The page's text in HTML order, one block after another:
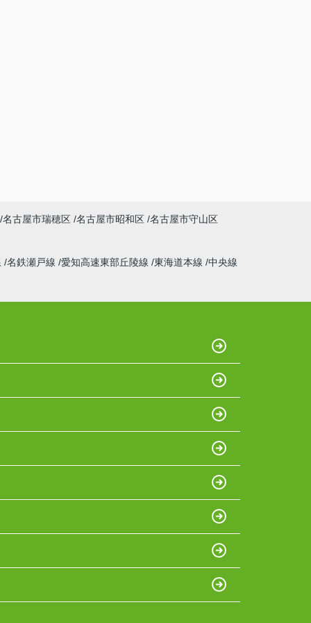
名古屋市瑞穂区 名古屋市昭和区 名古屋市守山区
名鉄瀬戸線 愛知高速東部丘陵線 東海道本線 中央線